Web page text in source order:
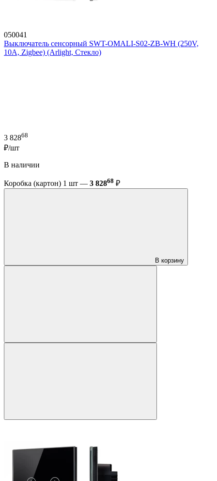
050041
Выключатель сенсорный SWT-OMALI-S02-ZB-WH (250V,
10A, Zigbee) (Arlight, Стекло)
3 82868
₽/шт
В наличии
Коробка (картон) 1 шт — 3 82868 ₽
В корзину